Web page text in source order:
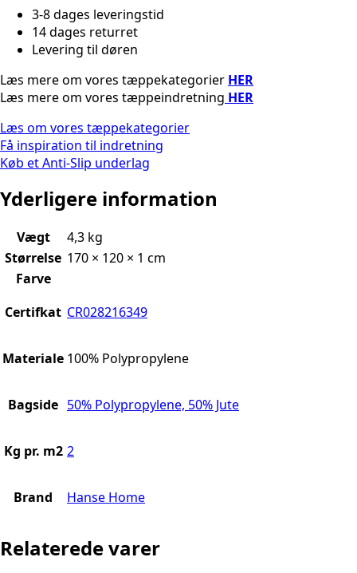
3-8 dages leveringstid
14 dages returret
Levering til døren
Læs mere om vores tæppekategorier HER
Læs mere om vores tæppeindretning HER
Læs om vores tæppekategorier
Få inspiration til indretning
Køb et Anti-Slip underlag
Yderligere information
Vægt
4,3 kg
Størrelse 170 × 120 × 1 cm
Farve
Certifkat CR028216349
Materiale 100% Polypropylene
Bagside 50% Polypropylene, 50% Jute
Kg pr. m2 2
Brand Hanse Home
Relaterede varer